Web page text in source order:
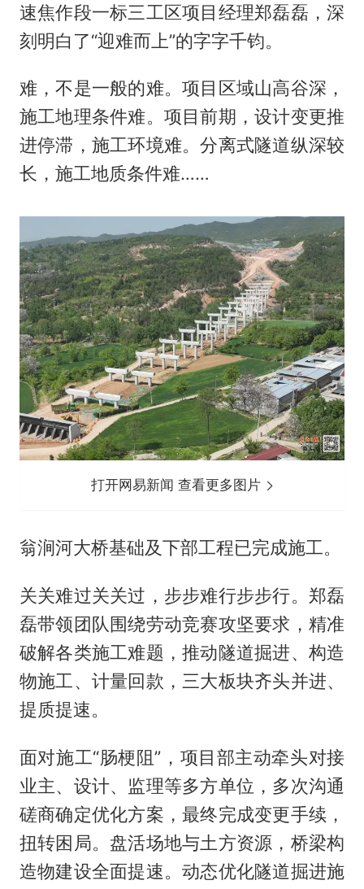
速焦作段一标三工区项目经理郑磊磊，深
刻明白了“迎难而上”的字字千钧。
难，不是一般的难。项目区域山高谷深，
施工地理条件难。项目前期，设计变更推
进停滞，施工环境难。分离式隧道纵深较
长，施工地质条件难……
打开网易新闻 查看更多图片
翁涧河大桥基础及下部工程已完成施工。
关关难过关关过，步步难行步步行。郑磊
磊带领团队围绕劳动竞赛攻坚要求，精准
破解各类施工难题，推动隧道掘进、构造
物施工、计量回款，三大板块齐头并进、
提质提速。
面对施工“肠梗阻”，项目部主动牵头对接
业主、设计、监理等多方单位，多次沟通
磋商确定优化方案，最终完成变更手续，
扭转困局。盘活场地与土方资源，桥梁构
造物建设全面提速。动态优化隧道掘进施